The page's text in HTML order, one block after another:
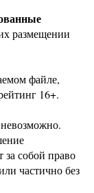
размещении
файле,
16+.
за собой право
частично без